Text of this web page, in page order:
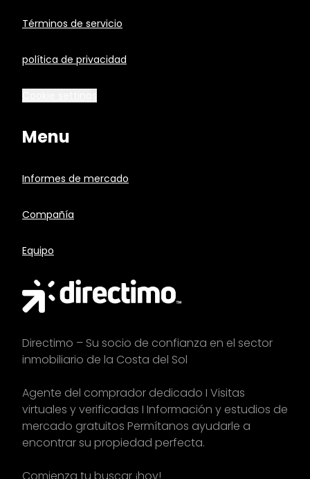
Términos de servicio
política de privacidad
Menu
Informes de mercado
Compañía
Equipo
Directimo – Su socio de confianza en el sector
inmobiliario de la Costa del Sol
Agente del comprador dedicado I Visitas
virtuales y verificadas I Información y estudios de
mercado gratuitos Permítanos ayudarle a
encontrar su propiedad perfecta.
Comienza tu buscar ¡hoy!